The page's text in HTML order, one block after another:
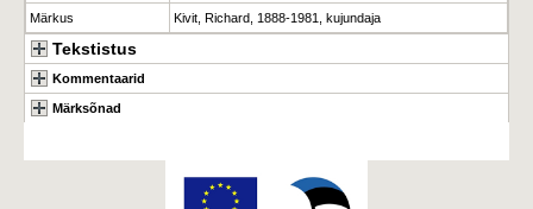
Märkus Kivit, Richard, 1888-1981, kujundaja
Tekstistus
Kommentaarid
Märksõnad